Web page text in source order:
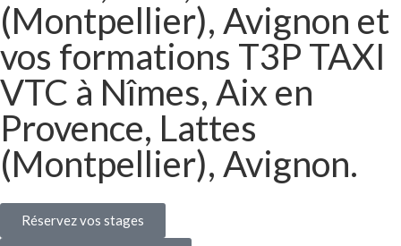
(Montpellier), Avignon et
vos formations T3P TAXI
VTC à Nîmes, Aix en
Provence, Lattes
(Montpellier), Avignon.
Réservez vos stages